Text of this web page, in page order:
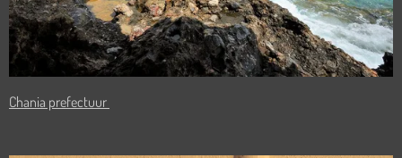
Chania prefectuur